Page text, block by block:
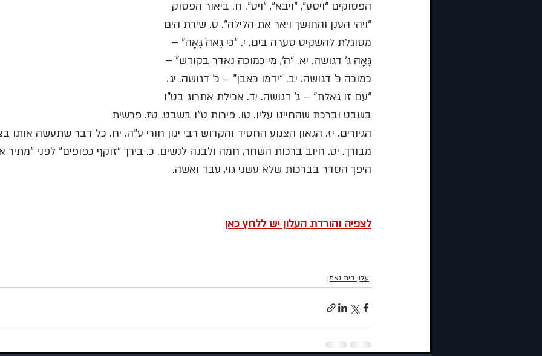
הפסוקים “ויסע”, “ויבא”, “ויט”. ח. ביאור הפסוק
“ויהי הענן והחושך ויאר את הלילה”. ט. שירת הים
מסוגלת להשקיט סערה בים. י. “כִּי גָאהֹ גָּאָה” –
גָּאָה גּ’ דגושה. יא. “ה’, מי כּמוכה נאדר בקודש” –
כמוכה כּ’ דגושה. יב. “ידמו כּאבן” – כּ’ דגושה. יג.
“עם זו גּאלת” – גּ’ דגושה. יד. אכילת אתרוג בט”ו
בשבט וברכת שהחיינו עליו. טו. פירות ט”ו בשבט. טז. פרשית
הגיורים. יז. הגאון הצנוע החסיד והקדוש רבי ינון חורי ע”ה. יח. כל דבר שתעשה אותו
מבורך. יט. חיוב ברכות השחר, חמה ולבנה לנשים. כ. בירך “זוקף כפופים” לפני “מתיר
היפך הסדר בברכות שלא עשני גוי, עבד ואשה.
לצפיה והורדת העלון יש ללחץ כאן
עלון בית נאמן